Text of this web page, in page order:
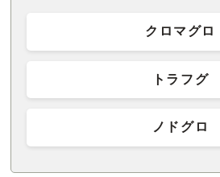
クロマグロ
トラフグ
ノドグロ